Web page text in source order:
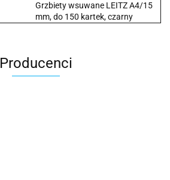
Grzbiety wsuwane LEITZ A4/15
mm, do 150 kartek, czarny
Producenci